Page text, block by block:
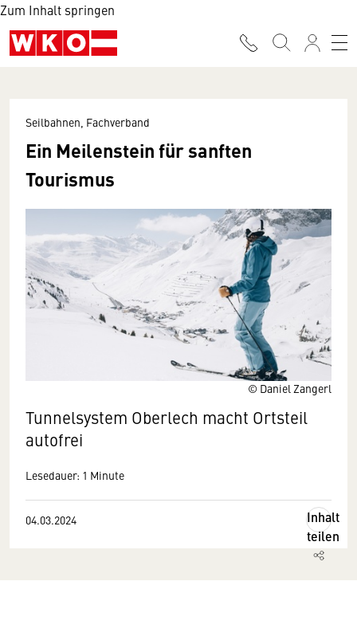
Zum Inhalt springen
© Daniel Zangerl
Seilbahnen, Fachverband
Ein Meilenstein für sanften
Tourismus
Tunnelsystem Oberlech macht Ortsteil
autofrei
Lesedauer: 1 Minute
04.03.2024
Inhalt
teilen